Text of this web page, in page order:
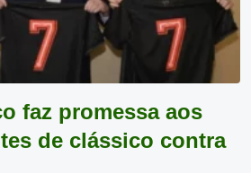
faz promessa aos
de clássico contra